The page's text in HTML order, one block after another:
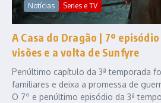
Notícias Series e TV
A Casa do Dragão | 7º
visões e a volta de Sunfyre
Penúltimo capítulo da 3ª temporada
familiares e deixa a promessa de
O 7º e penúltimo episódio da 3ª